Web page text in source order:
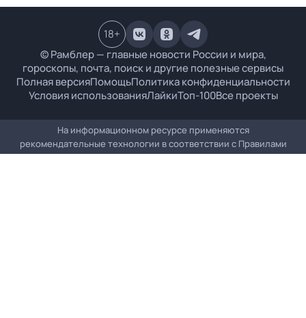
© Рамблер — главные новости России и мира,
гороскопы, почта, поиск и другие полезные сервисы
Полная версияПомощьПолитика конфиденциальности
Условия использованияЛайкиТоп-100Все проекты
18+
На информационном ресурсе применяются
рекомендательные технологии в соответствии с Правилами